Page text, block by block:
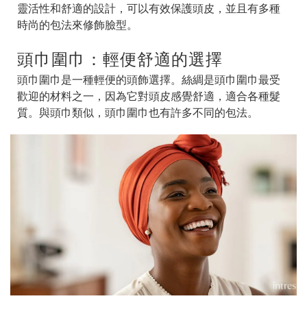
靈活性和舒適的設計，可以有效保護頭皮，並且有多種
時尚的包法來修飾臉型。
頭巾圍巾：輕便舒適的選擇
頭巾圍巾是一種輕便的頭飾選擇。絲綢是頭巾圍巾最受
歡迎的材料之一，因為它對頭皮感覺舒適，適合各種髮
質。與頭巾類似，頭巾圍巾也有許多不同的包法。